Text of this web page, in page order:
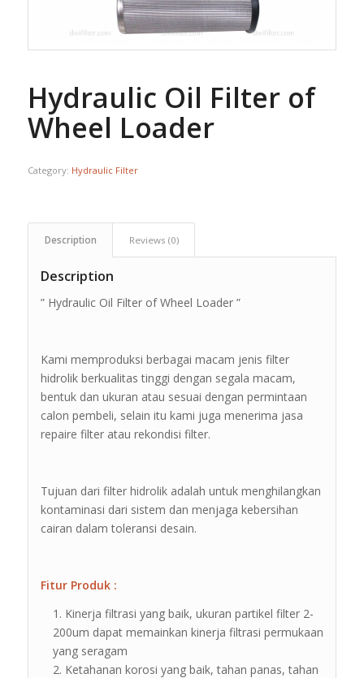
Hydraulic Oil Filter of
Wheel Loader
Category: Hydraulic Filter
Description Reviews (0)
Description
” Hydraulic Oil Filter of Wheel Loader ”
Kami memproduksi berbagai macam jenis filter
hidrolik berkualitas tinggi dengan segala macam,
bentuk dan ukuran atau sesuai dengan permintaan
calon pembeli, selain itu kami juga menerima jasa
repaire filter atau rekondisi filter.
Tujuan dari filter hidrolik adalah untuk menghilangkan
kontaminasi dari sistem dan menjaga kebersihan
cairan dalam toleransi desain.
Fitur Produk :
Kinerja filtrasi yang baik, ukuran partikel filter 2-
200um dapat memainkan kinerja filtrasi permukaan
yang seragam
Ketahanan korosi yang baik, tahan panas, tahan